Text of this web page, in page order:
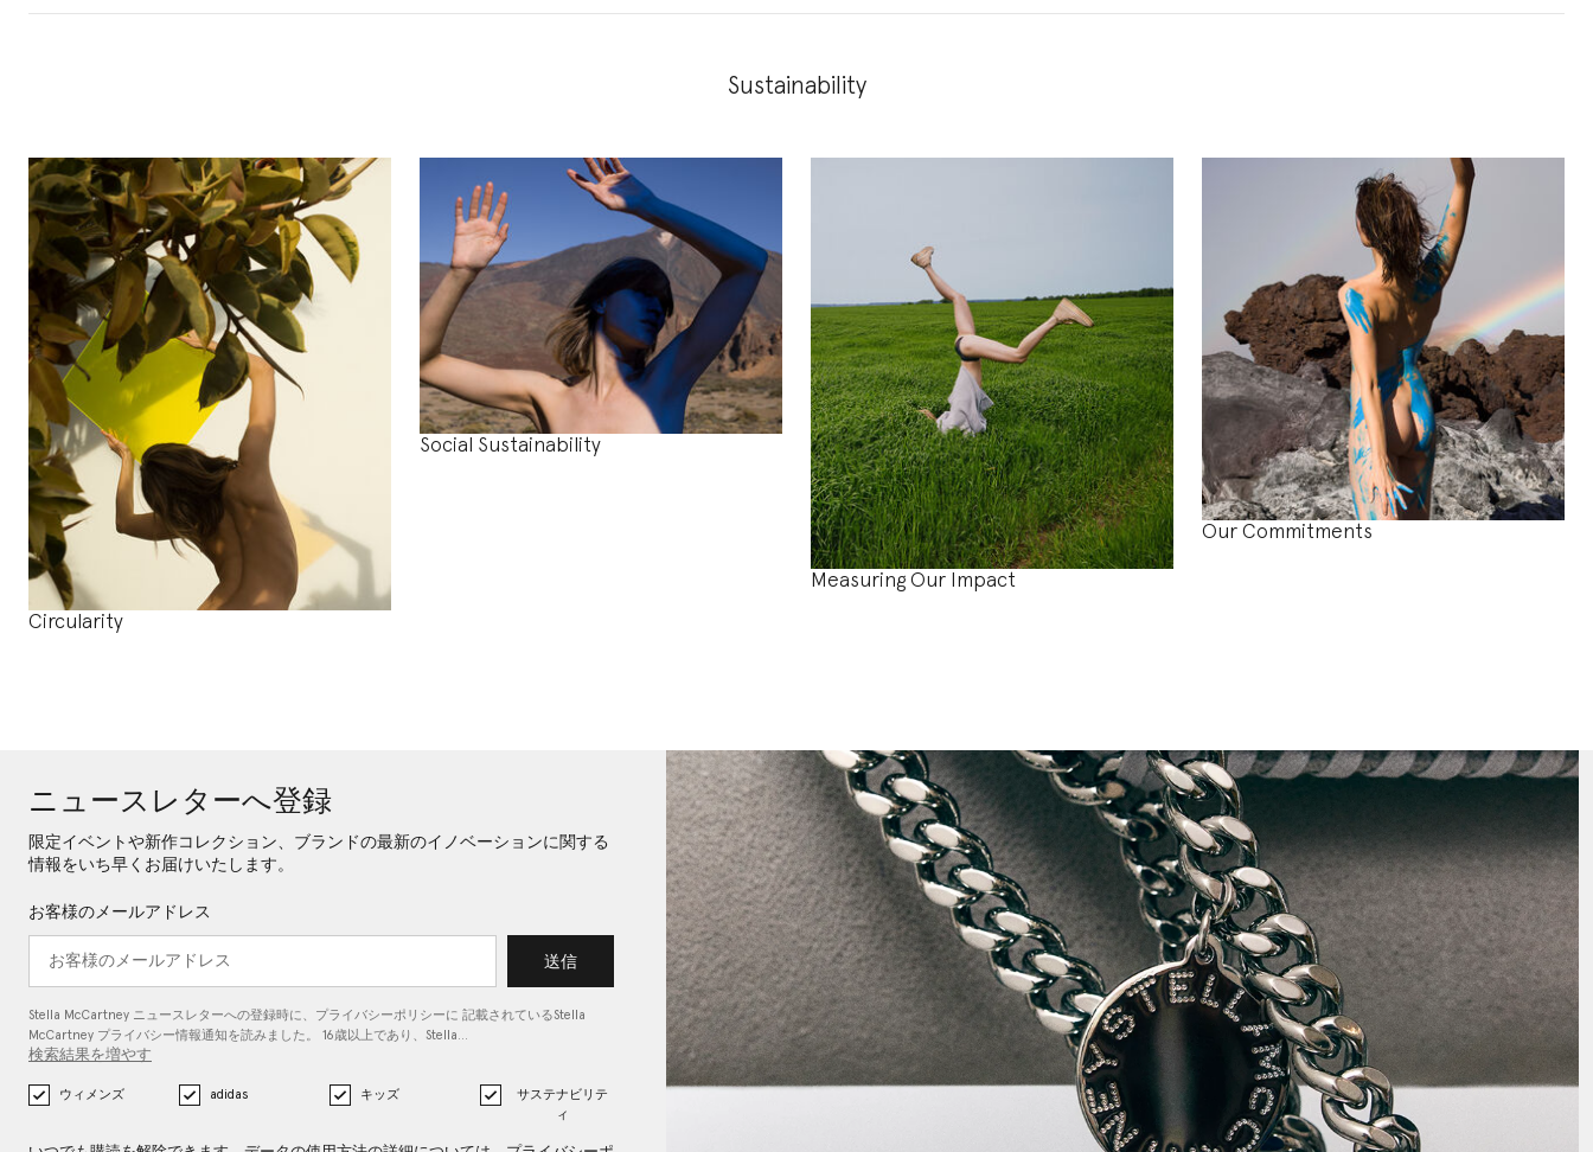
Sustainability
Circularity
Social Sustainability
Measuring Our Impact
Our Commitments
ニュースレターへ登録
限定イベントや新作コレクション、ブランドの最新のイノベーションに関する
情報をいち早くお届けいたします。
お客様のメールアドレス
送信
Stella McCartney ニュースレターへの登録時に、 プライバシーポリシーに 記載されているStella
McCartney プライバシー情報通知を読みました。 16歳以上であり、Stella…
検索結果を増やす
ウィメンズ adidas キッズ
サステナビリテ
ィ